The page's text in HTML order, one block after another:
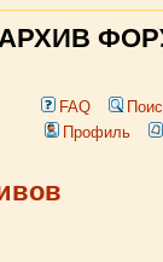
FAQ
Профиль